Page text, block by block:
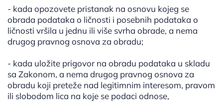
- kada opozovete pristanak na osnovu kojeg se
obrada podataka o ličnosti i posebnih podataka o
ličnosti vršila u jednu ili više svrha obrade, a nema
drugog pravnog osnova za obradu;
- kada uložite prigovor na obradu podataka u skladu
sa Zakonom, a nema drugog pravnog osnova za
obradu koji preteže nad legitimnim interesom, pravom
ili slobodom lica na koje se podaci odnose,